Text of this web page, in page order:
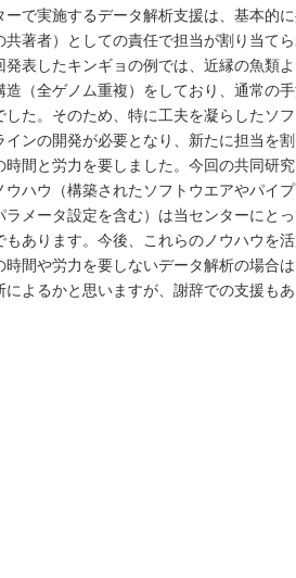
ーで実施するデータ解析支援は、基本的
共著者）としての責任で担当が割り当て
発表したキンギョの例では、近縁の魚類
造（全ゲノム重複）をしており、通常の
した。そのため、特に工夫を凝らしたソ
インの開発が必要となり、新たに担当を
時間と労力を要しました。今回の共同研
ウハウ（構築されたソフトウエアやパイ
ラメータ設定を含む）は当センターにと
もあります。今後、これらのノウハウを
時間や労力を要しないデータ解析の場合
によるかと思いますが、謝辞での支援も